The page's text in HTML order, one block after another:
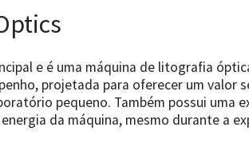
e é uma máquina de litografia
projetada para oferecer um valor
pequeno. Também possui uma
da máquina, mesmo durante a